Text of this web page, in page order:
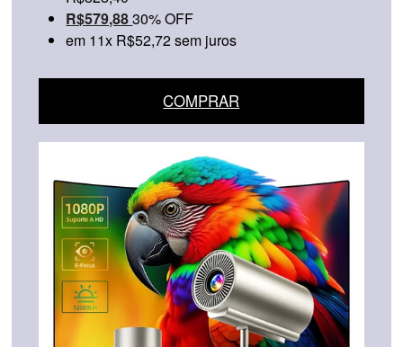
R$579,8830% OFF
em 11x R$52,72 sem juros
COMPRAR